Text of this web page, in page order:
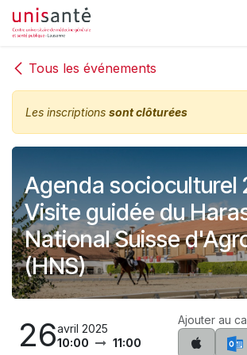
Se rendre au contenu
Tous les événements
Les inscriptions sont clôturées
Agenda socioculturel
Visite guidée du
National Suisse
(HNS)
26avril 2025
10:00
11:00
Ajouter au